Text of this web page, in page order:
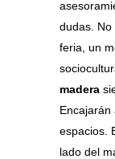
dudas. No
feria, un
madera
Encajarán
espacios.
lado del